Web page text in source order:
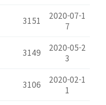
3151
2020-07-1
7
3149
2020-05-2
3
3106
2020-02-1
1